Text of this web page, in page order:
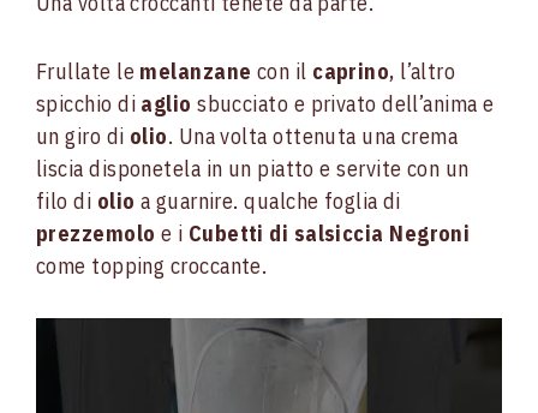
Frullate lemelanzane con il caprino, l’altro
spicchio di agliosbucciato e privato dell’anima e
un giro di olio. Una volta ottenuta una crema
liscia disponetela in un piatto e servite con un
filo di olio a guarnire. qualche foglia di
prezzemolo e i Cubetti di salsiccia Negroni
come topping croccante.